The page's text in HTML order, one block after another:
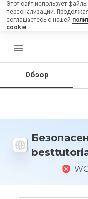
menu
Обзор
отзыв
Как бы
этот
1 до 5?
Этот сайт использует
персонализации.
соглашаетесь с нашей
cookie.